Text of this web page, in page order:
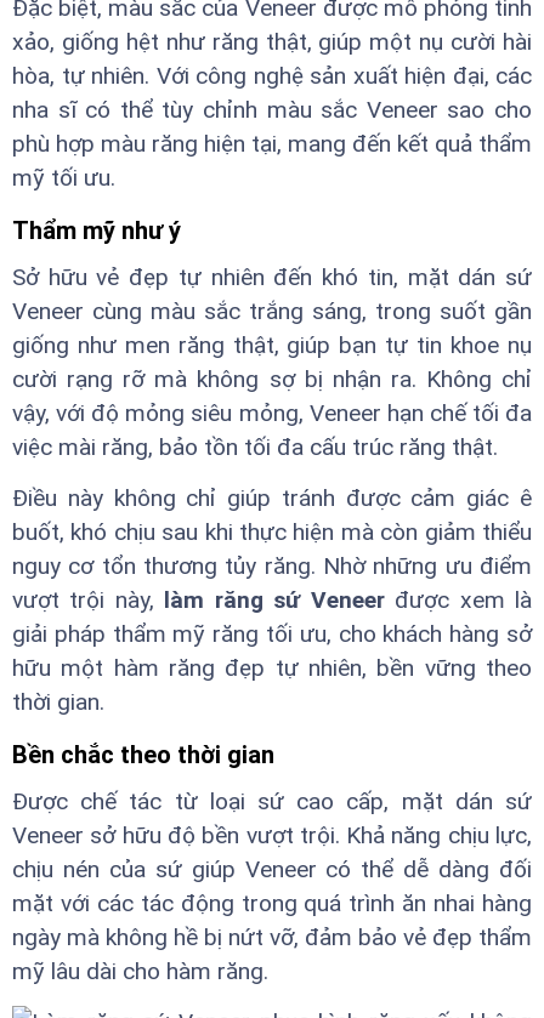
Đặc biệt, màu sắc của Veneer được mô phỏng tinh
xảo, giống hệt như răng thật, giúp một nụ cười hài
hòa, tự nhiên. Với công nghệ sản xuất hiện đại, các
nha sĩ có thể tùy chỉnh màu sắc Veneer sao cho
phù hợp màu răng hiện tại, mang đến kết quả thẩm
mỹ tối ưu.
Thẩm mỹ như ý
Sở hữu vẻ đẹp tự nhiên đến khó tin, mặt dán sứ
Veneer cùng màu sắc trắng sáng, trong suốt gần
giống như men răng thật, giúp bạn tự tin khoe nụ
cười rạng rỡ mà không sợ bị nhận ra. Không chỉ
vậy, với độ mỏng siêu mỏng, Veneer hạn chế tối đa
việc mài răng, bảo tồn tối đa cấu trúc răng thật.
Điều này không chỉ giúp tránh được cảm giác ê
buốt, khó chịu sau khi thực hiện mà còn giảm thiểu
nguy cơ tổn thương tủy răng. Nhờ những ưu điểm
vượt trội này, làm răng sứ Veneerđược xem là
giải pháp thẩm mỹ răng tối ưu, cho khách hàng sở
hữu một hàm răng đẹp tự nhiên, bền vững theo
thời gian.
Bền chắc theo thời gian
Được chế tác từ loại sứ cao cấp, mặt dán sứ
Veneer sở hữu độ bền vượt trội. Khả năng chịu lực,
chịu nén của sứ giúp Veneer có thể dễ dàng đối
mặt với các tác động trong quá trình ăn nhai hàng
ngày mà không hề bị nứt vỡ, đảm bảo vẻ đẹp thẩm
mỹ lâu dài cho hàm răng.